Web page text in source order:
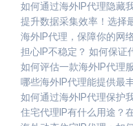
如何通过海外IP代理隐藏
提升数据采集效率！选择
海外IP代理，保障你的网
担心IP不稳定？ 如何保证
如何评估一款海外IP代理
哪些海外IP代理能提供最
如何通过海外IP代理保护
住宅代理IP有什么用途？